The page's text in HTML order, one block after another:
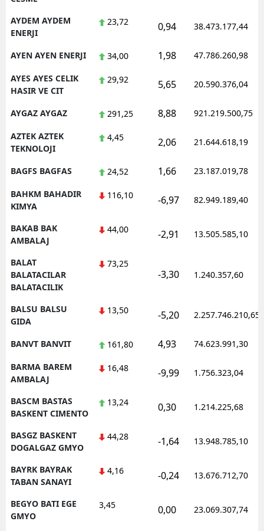
AYDEM AYDEM
ENERJI
23,72 0,94 38.473.177,44
AYEN AYEN ENERJI 34,00 1,98 47.786.260,98
AYES AYES CELIK
HASIR VE CIT
29,92 5,65 20.590.376,04
AYGAZ AYGAZ 291,25 8,88 921.219.500,75
AZTEK AZTEK
TEKNOLOJI
4,45 2,06 21.644.618,19
BAGFS BAGFAS 24,52 1,66 23.187.019,78
BAHKM BAHADIR
KIMYA
116,10 -6,97 82.949.189,40
BAKAB BAK
AMBALAJ
44,00 -2,91 13.505.585,10
BALAT
BALATACILAR
BALATACILIK
73,25
-3,30 1.240.357,60
BALSU BALSU
GIDA
13,50 -5,20 2.257.746.210,65
BANVT BANVIT 161,80 4,93 74.623.991,30
BARMA BAREM
AMBALAJ
16,48 -9,99 1.756.323,04
BASCM BASTAS
BASKENT CIMENTO
13,24 0,30 1.214.225,68
BASGZ BASKENT
DOGALGAZ GMYO
44,28 -1,64 13.948.785,10
BAYRK BAYRAK
TABAN SANAYI
4,16 -0,24 13.676.712,70
BEGYO BATI EGE
GMYO
3,45 0,00 23.069.307,74